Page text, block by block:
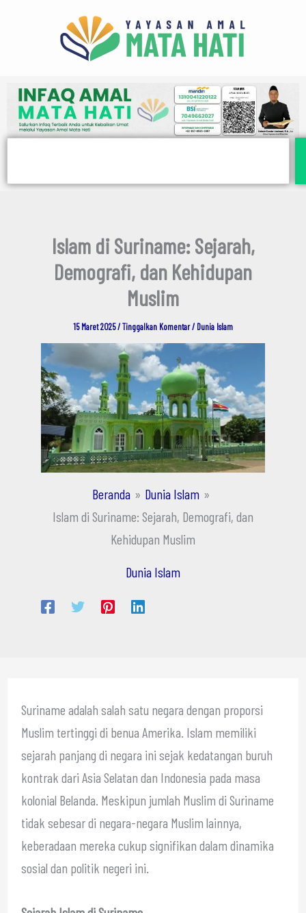
Islam di Suriname: Sejarah,
Demografi, dan Kehidupan
Muslim
15 Maret 2025/Tinggalkan Komentar/ Dunia Islam
Beranda
Dunia Islam
Islam di Suriname: Sejarah, Demografi, dan
Kehidupan Muslim
Dunia Islam
Suriname adalah salah satu negara dengan proporsi
Muslim tertinggi di benua Amerika. Islam memiliki
sejarah panjang di negara ini sejak kedatangan buruh
kontrak dari Asia Selatan dan Indonesia pada masa
kolonial Belanda. Meskipun jumlah Muslim di Suriname
tidak sebesar di negara-negara Muslim lainnya,
keberadaan mereka cukup signifikan dalam dinamika
sosial dan politik negeri ini.